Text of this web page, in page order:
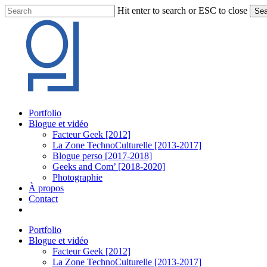
Skip
to
content
Hit enter to search or ESC to close
Search
Menu
Portfolio
Blogue et vidéo
Facteur Geek [2012]
La Zone TechnoCulturelle [2013-2017]
Blogue perso [2017-2018]
Geeks and Com’ [2018-2020]
Photographie
À propos
Contact
Portfolio
Blogue et vidéo
Facteur Geek [2012]
La Zone TechnoCulturelle [2013-2017]